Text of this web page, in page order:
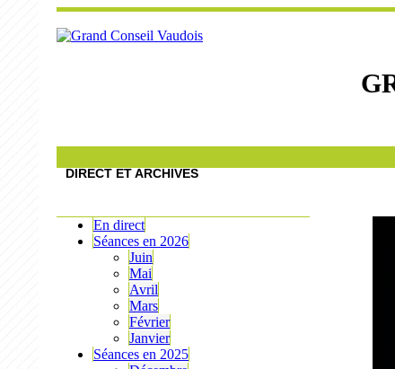
DIRECT ET ARCHIVES
En direct
Séances en 2026
Juin
Mai
Avril
Mars
Février
Janvier
Séances en 2025